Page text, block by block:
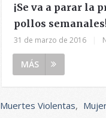
¡Se va a parar la
pollos
31 de marzo de 2016
MÁS
Muertes Violentas,